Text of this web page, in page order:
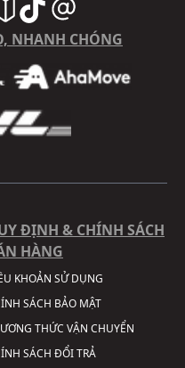
NHANH CHÓNG
ĐỊNH & CHÍNH SÁCH
HÀNG
KHOẢN SỬ DỤNG
SÁCH BẢO MẬT
THỨC VẬN CHUYỂN
SÁCH ĐỔI TRẢ